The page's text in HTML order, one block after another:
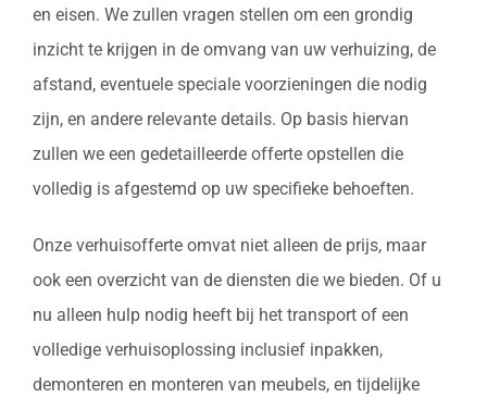
en eisen. We zullen vragen stellen om een grondig
inzicht te krijgen in de omvang van uw verhuizing, de
afstand, eventuele speciale voorzieningen die nodig
zijn, en andere relevante details. Op basis hiervan
zullen we een gedetailleerde offerte opstellen die
volledig is afgestemd op uw specifieke behoeften.
Onze verhuisofferte omvat niet alleen de prijs, maar
ook een overzicht van de diensten die we bieden. Of u
nu alleen hulp nodig heeft bij het transport of een
volledige verhuisoplossing inclusief inpakken,
demonteren en monteren van meubels, en tijdelijke